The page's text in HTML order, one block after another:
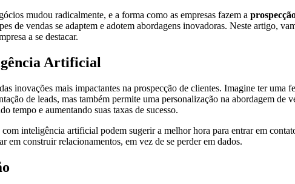
mudou radicalmente, e a forma como as empresas fazem a
de vendas se adaptem e adotem abordagens inovadoras. Neste artigo,
a se destacar.
Artificial
inovações mais impactantes na prospecção de clientes. Imagine ter uma
de leads, mas também permite uma personalização na abordagem
tempo e aumentando suas taxas de sucesso.
inteligência artificial podem sugerir a melhor hora para entrar em
em construir relacionamentos, em vez de se perder em dados.